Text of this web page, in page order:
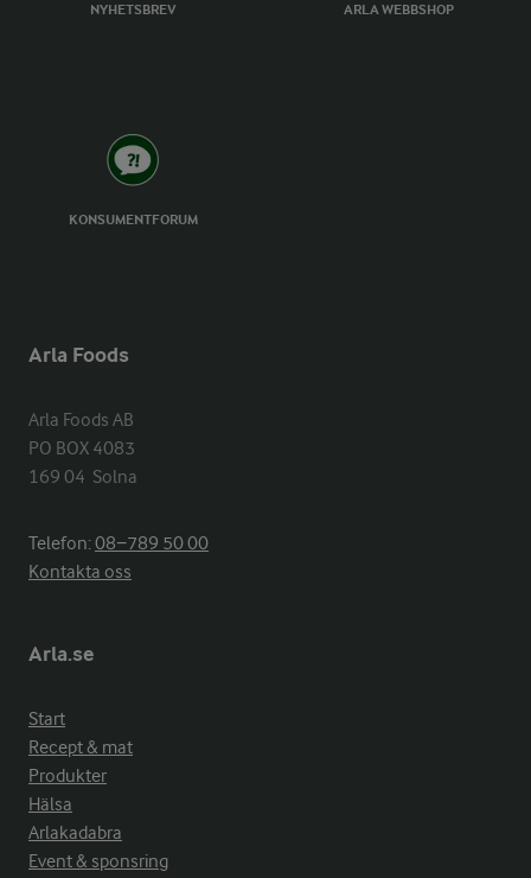
NYHETSBREV ARLA WEBBSHOP
KONSUMENTFORUM
Arla Foods
Arla Foods AB
PO BOX 4083
169 04  Solna
Telefon:08−789 50 00
Kontakta oss
Arla.se
Start
Recept & mat
Produkter
Hälsa
Arlakadabra
Event & sponsring